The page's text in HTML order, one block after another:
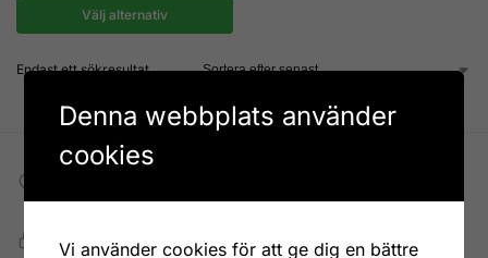
Välj alternativ
Endast ett sökresultat
Vid köp över 599 kr
Denna webbplats använder
cookies
Vi använder cookies för att ge dig en bättre